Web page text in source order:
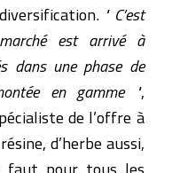
" C’est
est arrivé à
dans une phase de
en gamme ",
de l’offre à
d’herbe aussi,